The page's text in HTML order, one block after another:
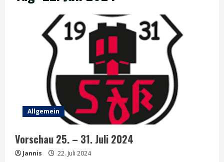
Allgemein
Vorschau 25. – 31. Juli 2024
Jannis 22. Juli 2024